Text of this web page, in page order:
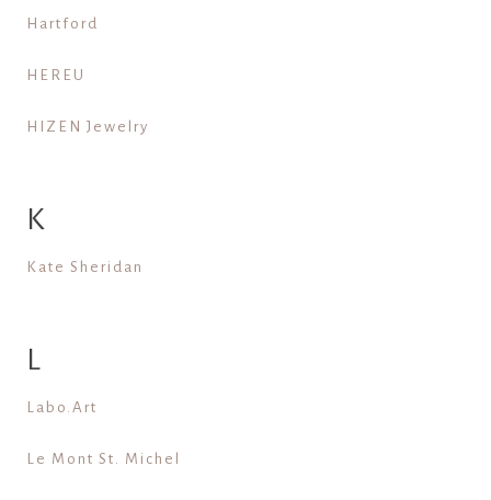
Hartford
HEREU
HIZEN Jewelry
K
Kate Sheridan
L
Labo.Art
Le Mont St. Michel